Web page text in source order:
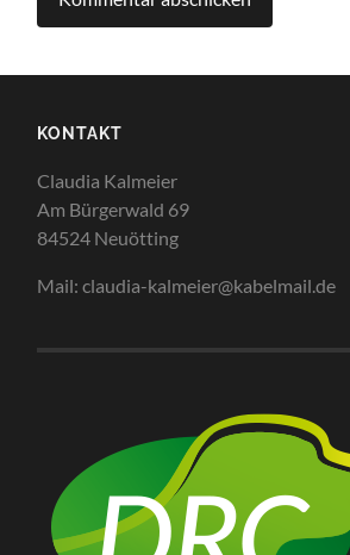
KONTAKT
Claudia Kalmeier
Am Bürgerwald 69
84524 Neuötting
Mail: claudia-kalmeier@kabelmail.de